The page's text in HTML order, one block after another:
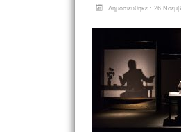
Δημοσιεύθηκε : 26